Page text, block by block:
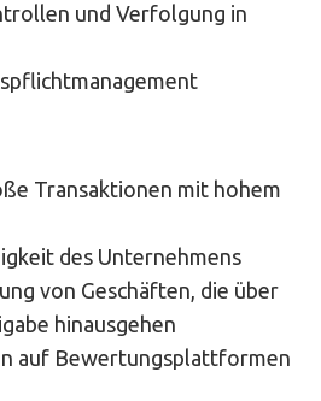
und Verfolgung in
Transaktionen mit hohem
des Unternehmens
von Geschäften, die über
hinausgehen
auf Bewertungsplattformen